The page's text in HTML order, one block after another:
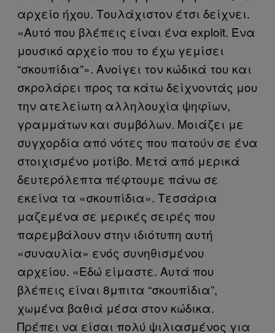
αρχείο ήχου. Τουλάχιστον έτσι δείχνει.
«Αυτό που βλέπεις είναι ένα exploit. Ένα
μουσικό αρχείο που το έχω γεμίσει
“σκουπίδια”». Ανοίγει τον κώδικά του και
σκρολάρει προς τα κάτω δείχνοντάς μου
την ατελείωτη αλληλουχία ψηφίων,
γραμμάτων και συμβόλων. Μοιάζει με
συγχορδία από νότες που πατούν σε ένα
στοιχισμένο μοτίβο. Μετά από μερικά
δευτερόλεπτα πέφτουμε πάνω σε
εκείνα τα «σκουπίδια». Τεσσάρια
μαζεμένα σε μερικές σειρές που
παρεμβάλουν στην ιδιότυπη αυτή
«συναυλία» ενός συνηθισμένου
αρχείου. «Εδώ είμαστε. Αυτά που
βλέπεις είναι 8μπιτα “σκουπίδια”,
χωμένα βαθιά μέσα στον κώδικα.
Πρέπει να είσαι πολύ ψιλιασμένος για